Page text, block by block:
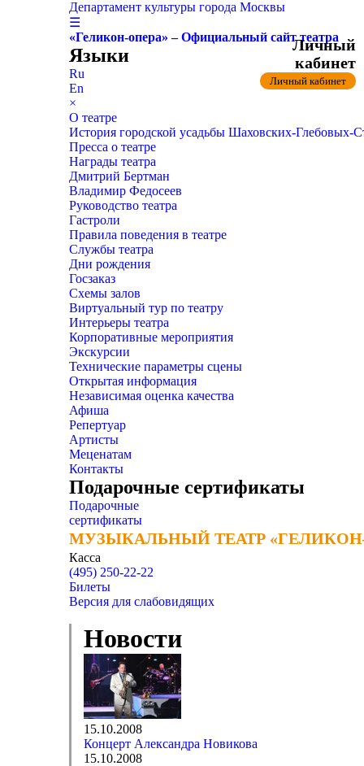
Департамент культуры города Москвы
☰
«Геликон-опера» – Официальный сайт театра
Языки
Ru
En
×
О театре
История городской усадьбы Шаховских-
Пресса о театре
Награды театра
Дмитрий Бертман
Владимир Федосеев
Руководство театра
Гастроли
Правила поведения в театре
Службы театра
Дни рождения
Госзаказ
Схемы залов
Виртуальный тур по театру
Интерьеры театра
Корпоративные мероприятия
Экскурсии
Технические параметры сцены
Открытая информация
Независимая оценка качества
Афиша
Репертуар
Артисты
Меценатам
Контакты
Подарочные сертификаты
Подарочные
сертификаты
МУЗЫКАЛЬНЫЙ ТЕАТР
МУЗЫКАЛЬНЫЙ ТЕАТР
Касса
(495) 250-22-22
Личный
кабинет
Личный кабинет
Билеты
Версия для слабовидящих
Новости
15.10.2008
Концерт Александра Новикова
15.10.2008